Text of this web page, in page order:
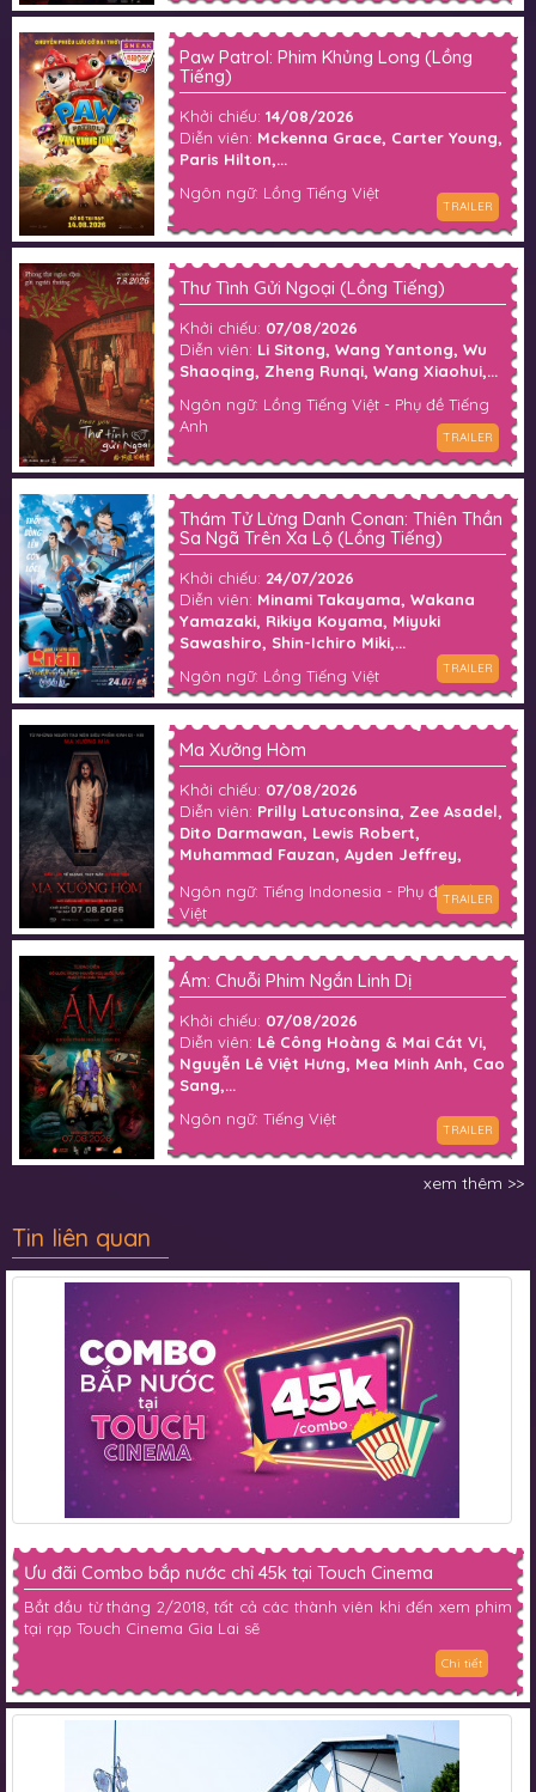
Paw Patrol: Phim Khủng Long (Lồng
Tiếng)
Khởi chiếu: 14/08/2026
Diễn viên: Mckenna Grace, Carter Young,
Paris Hilton,...
Ngôn ngữ: Lồng Tiếng Việt
TRAILER
Thư Tình Gửi Ngoại (Lồng Tiếng)
Khởi chiếu: 07/08/2026
Diễn viên: Li Sitong, Wang Yantong, Wu
Shaoqing, Zheng Runqi, Wang Xiaohui,...
Ngôn ngữ: Lồng Tiếng Việt - Phụ đề Tiếng
Anh
TRAILER
Thám Tử Lừng Danh Conan: Thiên Thần
Sa Ngã Trên Xa Lộ (Lồng Tiếng)
Khởi chiếu: 24/07/2026
Diễn viên: Minami Takayama, Wakana
Yamazaki, Rikiya Koyama, Miyuki
Sawashiro, Shin-Ichiro Miki,...
Ngôn ngữ: Lồng Tiếng Việt
TRAILER
Ma Xưởng Hòm
Khởi chiếu: 07/08/2026
Diễn viên: Prilly Latuconsina, Zee Asadel,
Dito Darmawan, Lewis Robert,
Muhammad Fauzan, Ayden Jeffrey,
Anya Zen, Gilang Devialdy, Fajar Nugra,
Pritt Timothy, Matt White,...
Ngôn ngữ: Tiếng Indonesia - Phụ đề Tiếng
Việt
TRAILER
Ám: Chuỗi Phim Ngắn Linh Dị
Khởi chiếu: 07/08/2026
Diễn viên: Lê Công Hoàng & Mai Cát Vi,
Nguyễn Lê Việt Hưng, Mea Minh Anh, Cao
Sang,...
Ngôn ngữ: Tiếng Việt
TRAILER
xem thêm >>
Tin liên quan
Ưu đãi Combo bắp nước chỉ 45k tại Touch Cinema
Bắt đầu từ tháng 2/2018, tất cả các thành viên khi đến xem phim
tại rạp Touch Cinema Gia Lai sẽ
Chi tiết